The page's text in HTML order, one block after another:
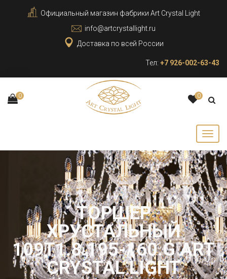
Официальный магазин фабрики Art Crystal Light
info@artcrystallight.ru
Доставка по всей России
Тел: +7 926-002-63-43
0 0
ТОРШЕР
ХРУСТАЛЬНЫЙ
109T1.8.195-160.G ART
CRYSTAL LIGHT